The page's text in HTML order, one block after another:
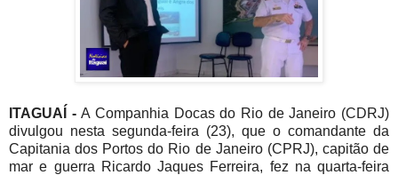
ITAGUAÍ -A Companhia Docas do Rio de Janeiro (CDRJ)
divulgou nesta segunda-feira (23), que o comandante da
Capitania dos Portos do Rio de Janeiro (CPRJ), capitão de
mar e guerra Ricardo Jaques Ferreira, fez na quarta-feira